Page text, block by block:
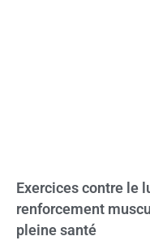
Exercices contre le
renforcement
pleine santé